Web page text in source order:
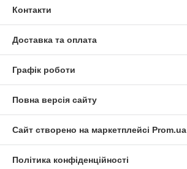
Контакти
Доставка та оплата
Графік роботи
Повна версія сайту
Сайт створено на маркетплейсі Prom.ua
Політика конфіденційності